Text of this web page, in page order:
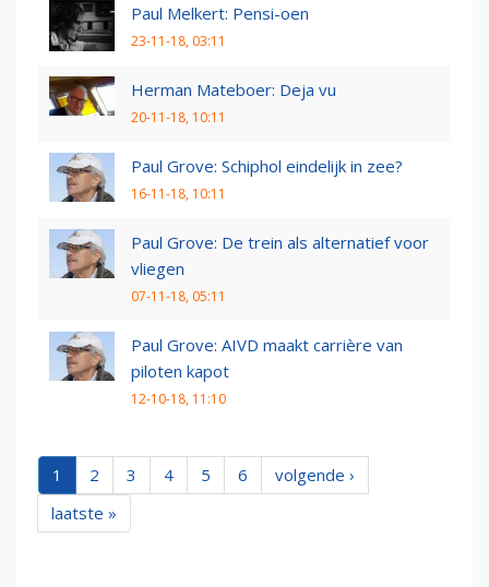
Paul Melkert: Pensi-oen
23-11-18, 03:11
Herman Mateboer: Deja vu
20-11-18, 10:11
Paul Grove: Schiphol eindelijk in zee?
16-11-18, 10:11
Paul Grove: De trein als alternatief voor
vliegen
07-11-18, 05:11
Paul Grove: AIVD maakt carrière van
piloten kapot
12-10-18, 11:10
1 2 3 4 5 6
volgende ›
laatste »